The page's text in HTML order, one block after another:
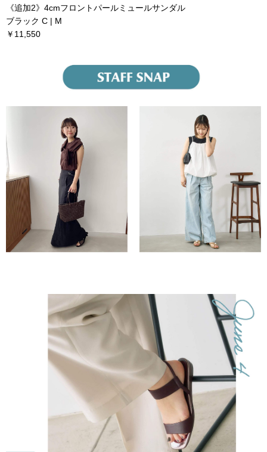
《追加2》4cmフロントパールミュールサンダル
ブラック C | M
￥11,550